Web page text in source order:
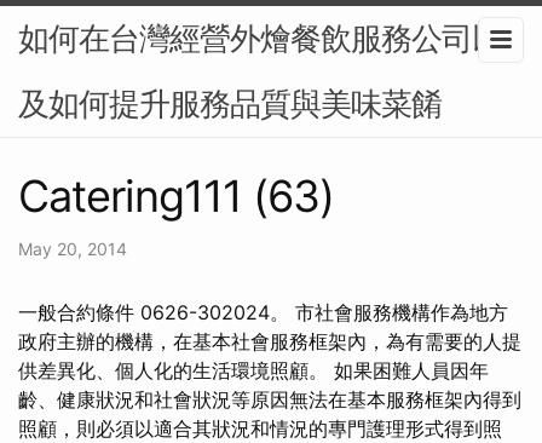
如何在台灣經營外燴餐飲服務公司以
及如何提升服務品質與美味菜餚
Catering111 (63)
May 20, 2014
一般合約條件 0626-302024。 市社會服務機構作為地方
政府主辦的機構，在基本社會服務框架內，為有需要的人提
供差異化、個人化的生活環境照顧。 如果困難人員因年
齡、健康狀況和社會狀況等原因無法在基本服務框架內得到
照顧，則必須以適合其狀況和情況的專門護理形式得到照